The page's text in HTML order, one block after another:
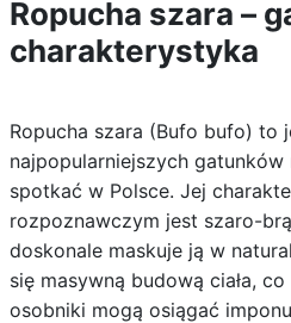
Ropucha szara –
charakterystyka
Ropucha szara (Bufo bufo) to
najpopularniejszych
spotkać w Polsce. Jej
rozpoznawczym jest szaro-
doskonale maskuje ją w
się masywną budową ciała,
osobniki mogą osiągać